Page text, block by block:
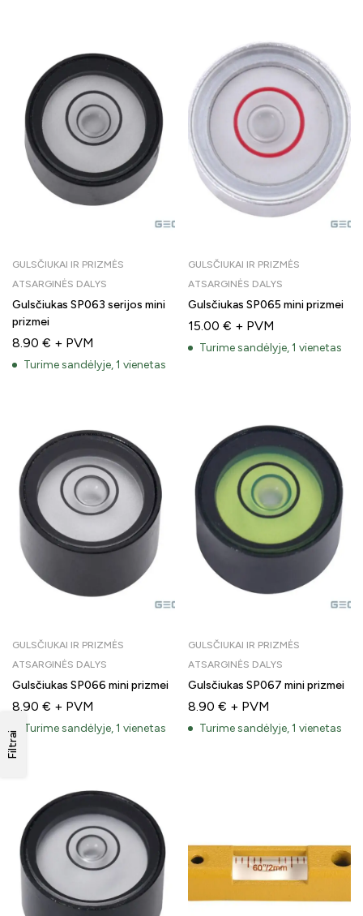
Filtrai
GULSČIUKAI IR PRIZMĖS
ATSARGINĖS DALYS
Gulsčiukas SP063 serijos mini
prizmei
8.90 € + PVM
Turime sandėlyje, 1 vienetas
GULSČIUKAI IR PRIZMĖS
ATSARGINĖS DALYS
Gulsčiukas SP065 mini prizmei
15.00 € + PVM
Turime sandėlyje, 1 vienetas
GULSČIUKAI IR PRIZMĖS
ATSARGINĖS DALYS
Gulsčiukas SP066 mini prizmei
8.90 € + PVM
Turime sandėlyje, 1 vienetas
GULSČIUKAI IR PRIZMĖS
ATSARGINĖS DALYS
Gulsčiukas SP067 mini prizmei
8.90 € + PVM
Turime sandėlyje, 1 vienetas